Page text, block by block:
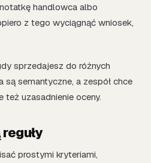
handlowca albo
z tego wyciągnąć wniosek,
sprzedajesz do różnych
semantyczne, a zespół chce
też uzasadnienie oceny.
prostymi kryteriami,